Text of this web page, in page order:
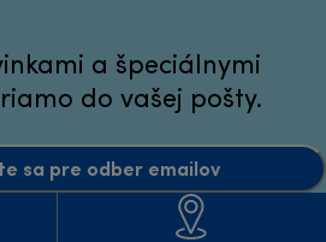
a špeciálnymi
do vašej pošty.
sa pre odber emailov